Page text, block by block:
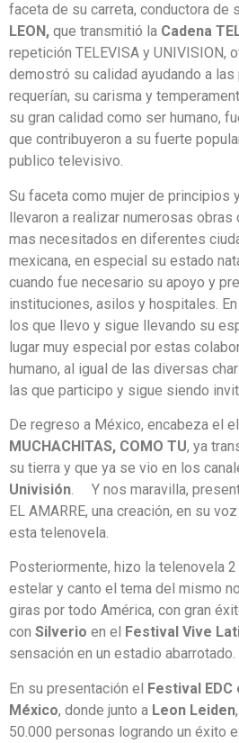
faceta de su carreta, conductora de
LEON, que transmitió la Cadena
repetición TELEVISA y UNIVISION,
demostró su calidad ayudando a
requerían, su carisma y
su gran calidad como ser humano,
que contribuyeron a su fuerte
publico televisivo.
Su faceta como mujer de principios
llevaron a realizar numerosas obras
mas necesitados en diferentes
mexicana, en especial su estado
cuando fue necesario su apoyo y
instituciones, asilos y hospitales.
los que llevo y sigue llevando su
lugar muy especial por estas
humano, al igual de las diversas
las que participo y sigue siendo
De regreso a México, encabeza el
MUCHACHITAS, COMO TU, ya
su tierra y que ya se vio en los
Univisión. Y nos maravilla,
EL AMARRE, una creación, en su
esta telenovela.
Posteriormente, hizo la telenovela 2
estelar y canto el tema del mismo
giras por todo América, con gran
con Silverio en el Festival Vive
sensación en un estadio abarrotado.
En su presentación el Festival EDC
México, donde junto a Leon Leiden
50.000 personas logrando un éxito